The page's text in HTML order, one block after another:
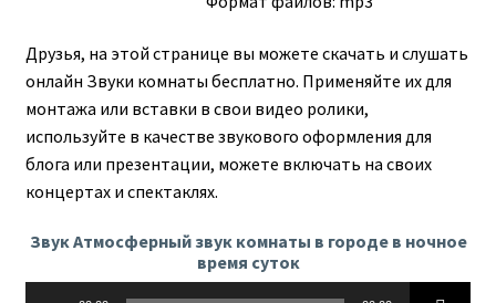
Друзья, на этой странице вы можете скачать и слушать
онлайн Звуки комнаты бесплатно. Применяйте их для
монтажа или вставки в свои видео ролики,
используйте в качестве звукового оформления для
блога или презентации, можете включать на своих
концертах и спектаклях.
Звук Атмосферный звук комнаты в городе в ночное
время суток